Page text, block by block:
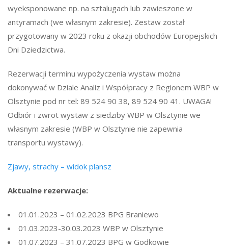
wyeksponowane np. na sztalugach lub zawieszone w
antyramach (we własnym zakresie). Zestaw został
przygotowany w 2023 roku z okazji obchodów Europejskich
Dni Dziedzictwa.
Rezerwacji terminu wypożyczenia wystaw można
dokonywać w Dziale Analiz i Współpracy z Regionem WBP w
Olsztynie pod nr tel: 89 524 90 38, 89 524 90 41. UWAGA!
Odbiór i zwrot wystaw z siedziby WBP w Olsztynie we
własnym zakresie (WBP w Olsztynie nie zapewnia
transportu wystawy).
Zjawy, strachy – widok plansz
Aktualne rezerwacje:
01.01.2023 – 01.02.2023 BPG Braniewo
01.03.2023-30.03.2023 WBP w Olsztynie
01.07.2023 – 31.07.2023 BPG w Godkowie